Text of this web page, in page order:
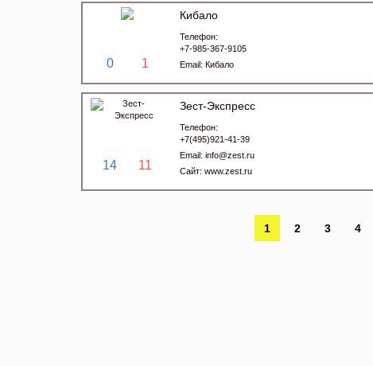
0 1
Кибало
Телефон:
+7-985-367-9105
Email: Кибало
14 11
Зест-Экспресс
Телефон:
+7(495)921-41-39
Email: info@zest.ru
Сайт: www.zest.ru
1 2 3 4